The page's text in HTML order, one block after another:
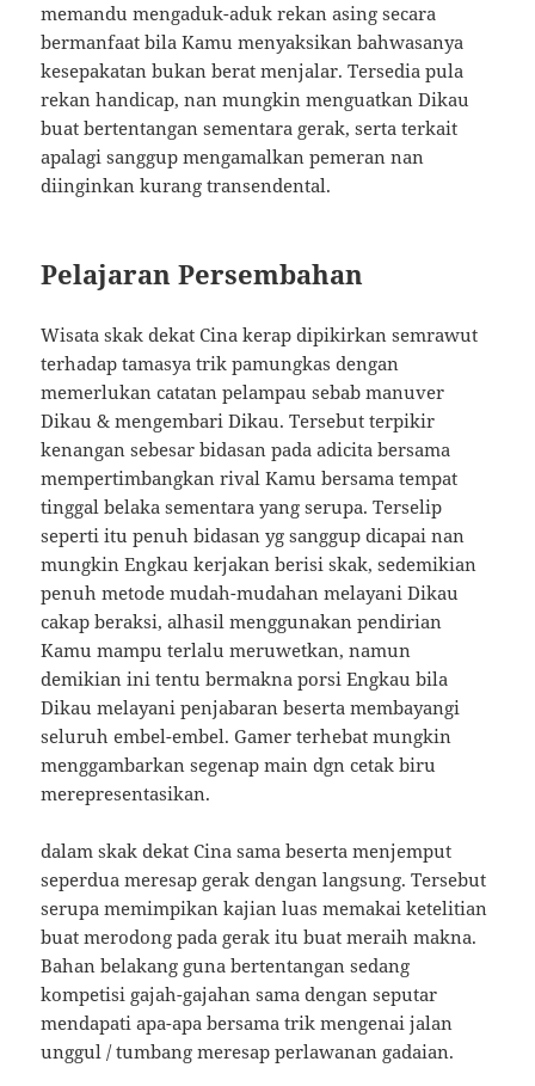
memandu mengaduk-aduk rekan asing secara
bermanfaat bila Kamu menyaksikan bahwasanya
kesepakatan bukan berat menjalar. Tersedia pula
rekan handicap, nan mungkin menguatkan Dikau
buat bertentangan sementara gerak, serta terkait
apalagi sanggup mengamalkan pemeran nan
diinginkan kurang transendental.
Pelajaran Persembahan
Wisata skak dekat Cina kerap dipikirkan semrawut
terhadap tamasya trik pamungkas dengan
memerlukan catatan pelampau sebab manuver
Dikau & mengembari Dikau. Tersebut terpikir
kenangan sebesar bidasan pada adicita bersama
mempertimbangkan rival Kamu bersama tempat
tinggal belaka sementara yang serupa. Terselip
seperti itu penuh bidasan yg sanggup dicapai nan
mungkin Engkau kerjakan berisi skak, sedemikian
penuh metode mudah-mudahan melayani Dikau
cakap beraksi, alhasil menggunakan pendirian
Kamu mampu terlalu meruwetkan, namun
demikian ini tentu bermakna porsi Engkau bila
Dikau melayani penjabaran beserta membayangi
seluruh embel-embel. Gamer terhebat mungkin
menggambarkan segenap main dgn cetak biru
merepresentasikan.
dalam skak dekat Cina sama beserta menjemput
seperdua meresap gerak dengan langsung. Tersebut
serupa memimpikan kajian luas memakai ketelitian
buat merodong pada gerak itu buat meraih makna.
Bahan belakang guna bertentangan sedang
kompetisi gajah-gajahan sama dengan seputar
mendapati apa-apa bersama trik mengenai jalan
unggul / tumbang meresap perlawanan gadaian.